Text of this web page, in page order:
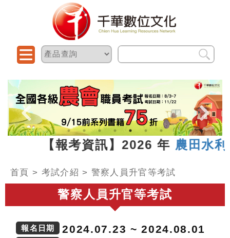
【報考資訊】2026 年農田水利
首頁 > 考試介紹 > 警察人員升官等考試
警察人員升官等考試
報名日期 2024.07.23 ~ 2024.08.01